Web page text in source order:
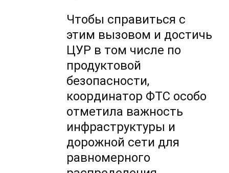
Чтобы справиться с
этим вызовом и достичь
ЦУР в том числе по
продуктовой
безопасности,
координатор ФТС особо
отметила важность
инфраструктуры и
дорожной сети для
равномерного